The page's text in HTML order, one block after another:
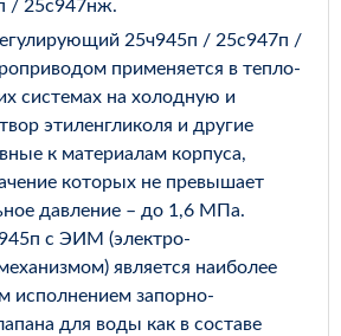
/ 25с947нж.
25ч945п / 25с947п /
применяется в тепло-
системах на холодную и
этиленгликоля и другие
к материалам корпуса,
которых не превышает
давление – до 1,6 МПа.
с ЭИМ (электро-
является наиболее
исполнением запорно-
для воды как в составе